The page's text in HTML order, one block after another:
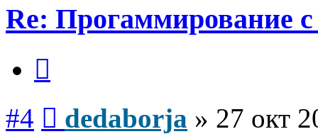
Re: Прогаммирование с
#4 dedaborja » 27 окт